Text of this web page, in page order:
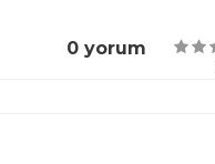
0 yorum